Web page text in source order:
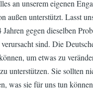
an unserem eigenen
außen unterstützt. Lasst
gegen dieselben
sind. Die
um etwas zu
unterstützen. Sie sollten
was sie für uns tun